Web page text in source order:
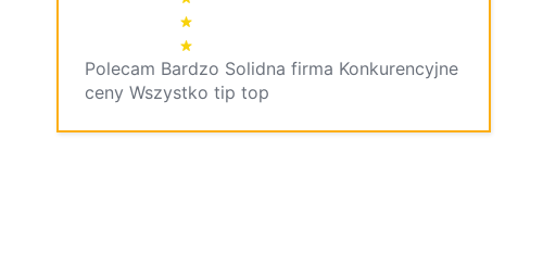
Polecam Bardzo Solidna firma Konkurencyjne
ceny Wszystko tip top